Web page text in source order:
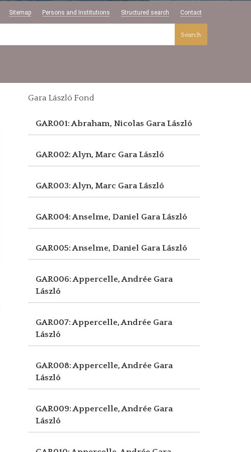
Sitemap Persons and Institutions Structured search Contact
Search
Gara László Fond
GAR001: Abraham, Nicolas Gara László
GAR002: Alyn, Marc Gara László
GAR003: Alyn, Marc Gara László
GAR004: Anselme, Daniel Gara László
GAR005: Anselme, Daniel Gara László
GAR006: Appercelle, Andrée Gara
László
GAR007: Appercelle, Andrée Gara
László
GAR008: Appercelle, Andrée Gara
László
GAR009: Appercelle, Andrée Gara
László